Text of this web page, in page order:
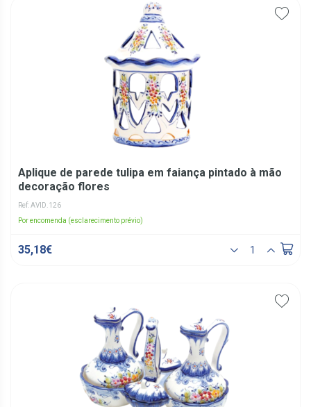
Aplique de parede tulipa em faiança pintado à mão
decoração flores
Ref: AVID.126
Por encomenda (esclarecimento prévio)
35,18€